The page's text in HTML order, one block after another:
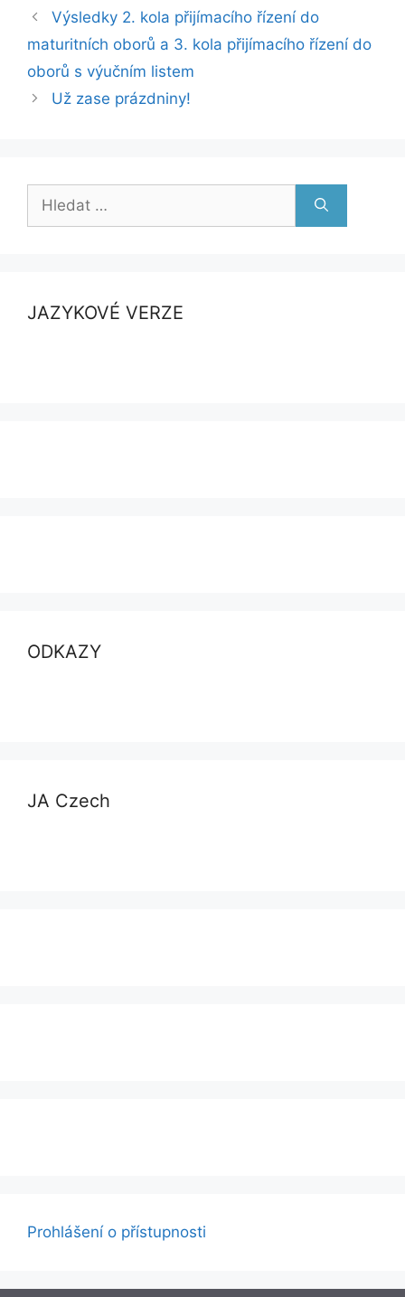
Výsledky 2. kola přijímacího řízení do
maturitních oborů a 3. kola přijímacího řízení do
oborů s výučním listem
Už zase prázdniny!
JAZYKOVÉ VERZE
ODKAZY
JA Czech
Prohlášení o přístupnosti